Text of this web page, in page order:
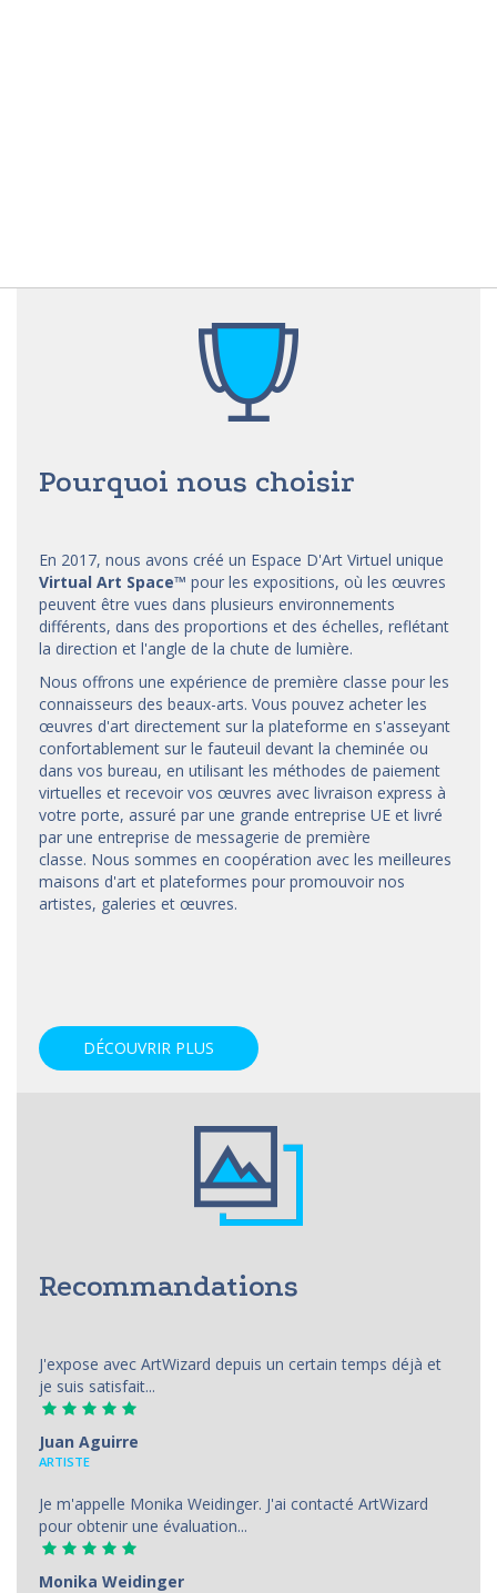
Pourquoi nous choisir
En 2017, nous avons créé un Espace D'Art Virtuel unique
Virtual Art Space™ pour les expositions, où les œuvres
peuvent être vues dans plusieurs environnements
différents, dans des proportions et des échelles, reflétant
la direction et l'angle de la chute de lumière.
Nous offrons une expérience de première classe pour les
connaisseurs des beaux-arts. Vous pouvez acheter les
œuvres d'art directement sur la plateforme en s'asseyant
confortablement sur le fauteuil devant la cheminée ou
dans vos bureau, en utilisant les méthodes de paiement
virtuelles et recevoir vos œuvres avec livraison express à
votre porte, assuré par une grande entreprise UE et livré
par une entreprise de messagerie de première
classe. Nous sommes en coopération avec les meilleures
maisons d'art et plateformes pour promouvoir nos
artistes, galeries et œuvres.
DÉCOUVRIR PLUS
Recommandations
J'expose avec ArtWizard depuis un certain temps déjà et
je suis satisfait...
Juan Aguirre
АRTISTE
Je m'appelle Monika Weidinger. J'ai contacté ArtWizard
pour obtenir une évaluation...
Monika Weidinger